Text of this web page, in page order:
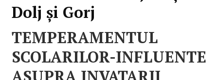
Dolj și Gorj
TEMPERAMENTUL
SCOLARILOR-INFLUENTE